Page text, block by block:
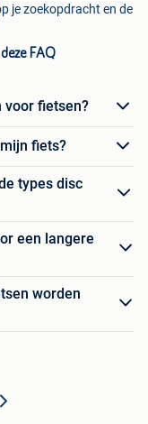
je zoekopdracht en de
FAQ
voor fietsen?
fiets?
types disc
een langere
worden